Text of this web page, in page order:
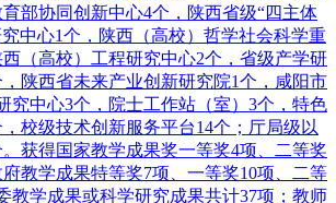
部协同创新中心4个，陕西省级“四主体
中心1个，陕西（高校）哲学社会科学重
（高校）工程研究中心2个，省级产学研
陕西省未来产业创新研究院1个，咸阳市
究中心3个，院士工作站（室）3个，特色
校级技术创新服务平台14个；厅局级以
。获得国家教学成果奖一等奖4项、二等奖
教学成果特等奖7项、一等奖10项、二等
教学成果或科学研究成果共计37项；教师